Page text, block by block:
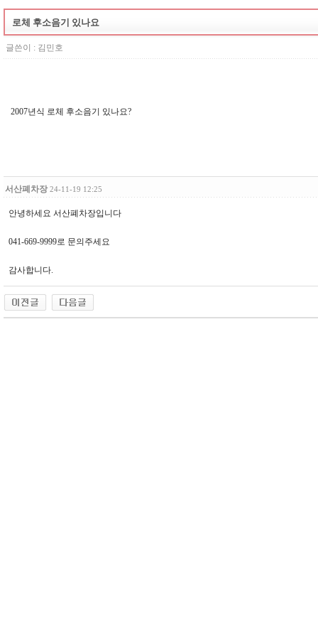
로체 후소음기 있나요
글쓴이 : 김민호
2007년식 로체 후소음기 있나요?
서산폐차장 24-11-19 12:25
안녕하세요 서산폐차장입니다
041-669-9999로 문의주세요
감사합니다.